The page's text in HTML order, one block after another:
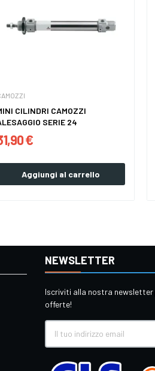
CILINDRI CAMOZZI
SERIE 24
€
Aggiungi al carrello
NEWSLETTER
Iscriviti alla nostra
offerte!